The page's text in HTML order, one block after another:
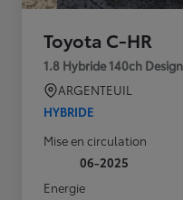
Toyota C-HR
1.8 Hybride 140ch
ARGENTEUIL
HYBRIDE
Mise en circulation
06-2025
Energie